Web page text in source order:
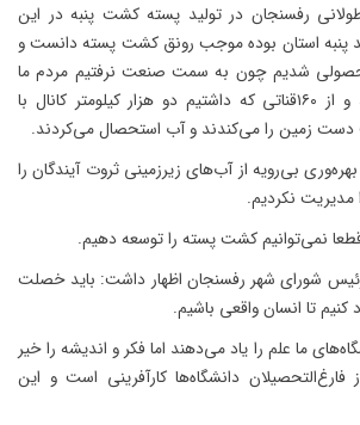
رفسنجان در تولید پسته کشت پنبه در این
پنبه استان بوده موجب رونق کشت پسته دانست و
شدیم چون به سمت صنعت نرفتیم مردم ما
بسیار زحمت‌کش بودند و از ۱۶۰قناتی که داشتیم دو هزار کیلومتر کانال با
دست زمین را می‌کندند و آب استحصال می‌کردند.
بهره‌وری بی‌رویه از آب‌های زیرزمینی ثروت آیندگان را
مدیریت نکردیم.
نمی‌توانیم کشت پسته را توسعه دهیم.
شورای شهر رفسنجان اظهار داشت: باید خصلت
کنیم تا انسان واقعی باشیم.
ما علم را یاد می‌دهند اما فکر و اندیشه را خیر
دانشگاه‌ها کارآفرینی است و این